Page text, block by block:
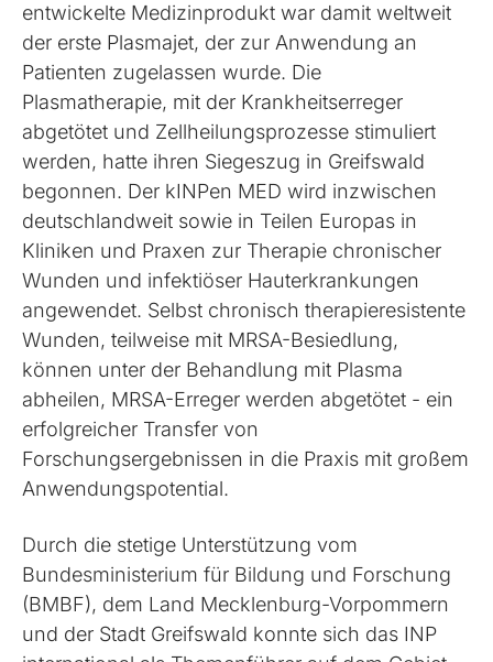
entwickelte Medizinprodukt war damit weltweit
der erste Plasmajet, der zur Anwendung an
Patienten zugelassen wurde. Die
Plasmatherapie, mit der Krankheitserreger
abgetötet und Zellheilungsprozesse stimuliert
werden, hatte ihren Siegeszug in Greifswald
begonnen. Der kINPen MED wird inzwischen
deutschlandweit sowie in Teilen Europas in
Kliniken und Praxen zur Therapie chronischer
Wunden und infektiöser Hauterkrankungen
angewendet. Selbst chronisch therapieresistente
Wunden, teilweise mit MRSA-Besiedlung,
können unter der Behandlung mit Plasma
abheilen, MRSA-Erreger werden abgetötet - ein
erfolgreicher Transfer von
Forschungsergebnissen in die Praxis mit großem
Anwendungspotential.
Durch die stetige Unterstützung vom
Bundesministerium für Bildung und Forschung
(BMBF), dem Land Mecklenburg-Vorpommern
und der Stadt Greifswald konnte sich das INP